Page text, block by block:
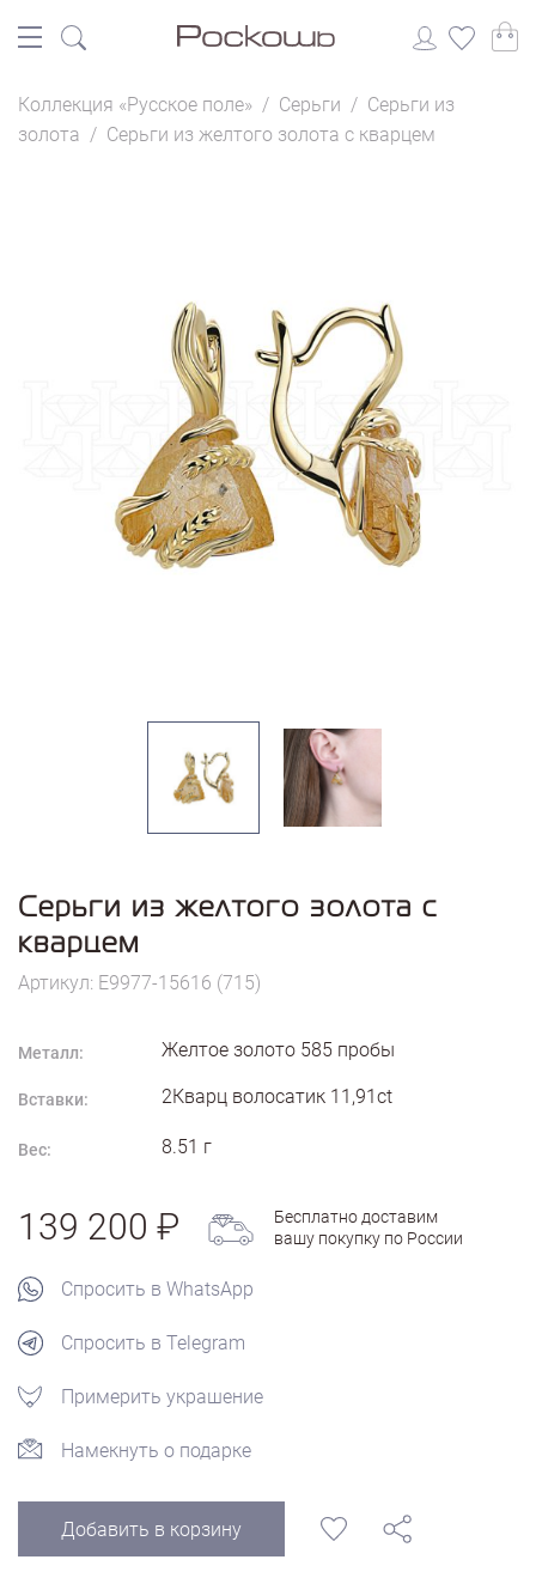
Коллекция «Русское поле» / Серьги / Серьги из
золота / Серьги из желтого золота с кварцем
Серьги из желтого золота с
кварцем
Артикул: E9977-15616 (715)
Металл: Желтое золото 585 пробы
Вставки: 2Кварц волосатик 11,91ct
Вес: 8.51 г
139 200
Бесплатно доставим
вашу покупку по России
Спросить в WhatsApp
Спросить в Telegram
Примерить украшение
Намекнуть о подарке
Добавить в корзину